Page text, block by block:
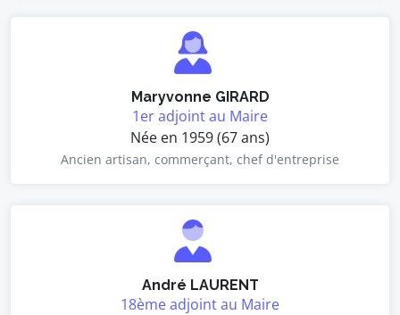
Maryvonne GIRARD
1er adjoint au Maire
Née en 1959 (67 ans)
Ancien artisan, commerçant, chef d'entreprise
André LAURENT
18ème adjoint au Maire